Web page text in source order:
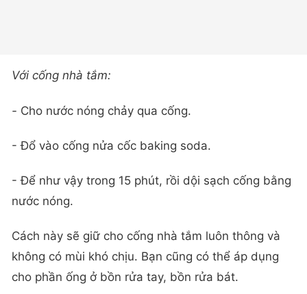
Với cống nhà tắm:
- Cho nước nóng chảy qua cống.
- Đổ vào cống nửa cốc baking soda.
- Để như vậy trong 15 phút, rồi dội sạch cống bằng
nước nóng.
Cách này sẽ giữ cho cống nhà tắm luôn thông và
không có mùi khó chịu. Bạn cũng có thể áp dụng
cho phần ống ở bồn rửa tay, bồn rửa bát.